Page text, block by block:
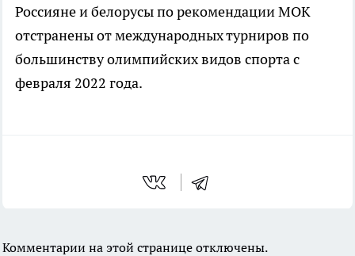
Россияне и белорусы по рекомендации МОК
отстранены от международных турниров по
большинству олимпийских видов спорта с
февраля 2022 года.
Комментарии на этой странице отключены.